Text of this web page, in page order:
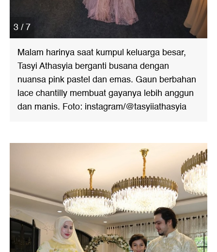
3 / 7
Malam harinya saat kumpul keluarga besar,
Tasyi Athasyia berganti busana dengan
nuansa pink pastel dan emas. Gaun berbahan
lace chantilly membuat gayanya lebih anggun
dan manis. Foto: instagram/@tasyiiathasyia